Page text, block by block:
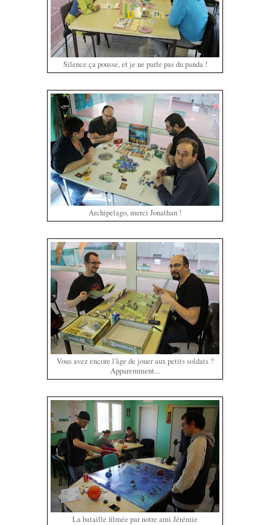
Silence ça pousse, et je ne parle pas du panda !
Archipelago, merci Jonathan !
Vous avez encore l'âge de jouer aux petits soldats ?
Apparemment...
La bataille filmée par notre ami Jérémie